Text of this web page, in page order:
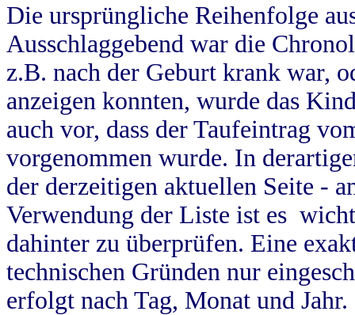
Die ursprüngliche Reihenfolge
Ausschlaggebend war die
z.B. nach der Geburt krank war,
anzeigen konnten, wurde das
auch vor, dass der Taufeintrag
vorgenommen wurde. In
der derzeitigen aktuellen Seite -
Verwendung der Liste ist es
dahinter zu überprüfen. Eine
technischen Gründen nur
erfolgt nach Tag, Monat und Jahr.